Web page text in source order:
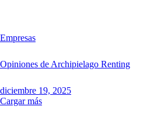
Empresas
Opiniones de Archipielago Renting
diciembre 19, 2025
Cargar más